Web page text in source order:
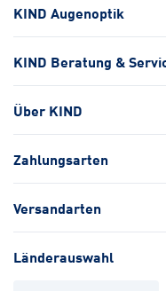
KIND Augenoptik
KIND Beratung &
Über KIND
Zahlungsarten
Versandarten
Länderauswahl